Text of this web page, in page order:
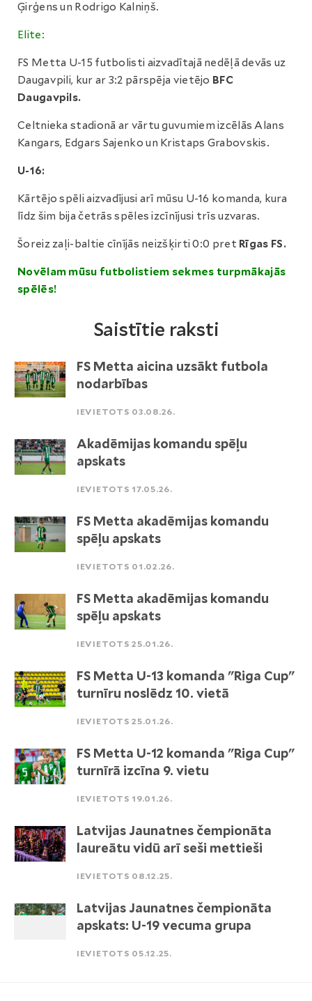
Ģirģens un Rodrigo Kalniņš.
Elite:
FS Metta U-15 futbolisti aizvadītajā nedēļā devās uz
Daugavpili, kur ar 3:2 pārspēja vietējo BFC
Daugavpils.
Celtnieka stadionā ar vārtu guvumiem izcēlās Alans
Kangars, Edgars Sajenko un Kristaps Grabovskis.
U-16:
Kārtējo spēli aizvadījusi arī mūsu U-16 komanda, kura
līdz šim bija četrās spēles izcīnījusi trīs uzvaras.
Šoreiz zaļi-baltie cīnījās neizšķirti 0:0 pret Rīgas FS.
Novēlam mūsu futbolistiem sekmes turpmākajās
spēlēs!
Saistītie raksti
FS Metta aicina uzsākt futbola
nodarbības
IEVIETOTS 03.08.26.
Akadēmijas komandu spēļu
apskats
IEVIETOTS 17.05.26.
FS Metta akadēmijas komandu
spēļu apskats
IEVIETOTS 01.02.26.
FS Metta akadēmijas komandu
spēļu apskats
IEVIETOTS 25.01.26.
FS Metta U-13 komanda "Riga Cup"
turnīru noslēdz 10. vietā
IEVIETOTS 25.01.26.
FS Metta U-12 komanda "Riga Cup"
turnīrā izcīna 9. vietu
IEVIETOTS 19.01.26.
Latvijas Jaunatnes čempionāta
laureātu vidū arī seši mettieši
IEVIETOTS 08.12.25.
Latvijas Jaunatnes čempionāta
apskats: U-19 vecuma grupa
IEVIETOTS 05.12.25.